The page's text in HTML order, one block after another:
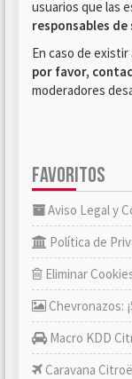
usuarios que las
responsables de
En caso de
por favor,
moderadores
FAVORITOS
Aviso Legal y
Política de
Eliminar
Chevronazos:
Macro KDD
Caravana